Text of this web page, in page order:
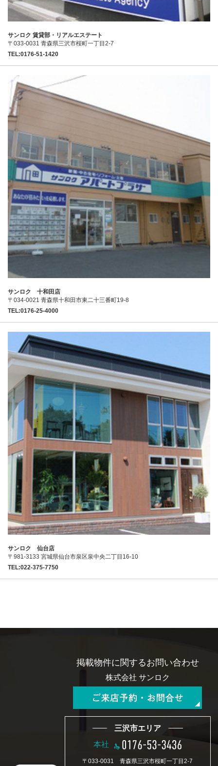
サンロク 賃貸部・リアルエステート
〒033-0031 青森県三沢市桜町一丁目2-7
TEL:0176-51-1420
サンロク 十和田店
〒034-0021 青森県十和田市東二十三番町19-8
TEL:0176-25-4000
サンロク 仙台店
〒981-3133 宮城県仙台市泉区泉中央二丁目16-10
TEL:022-375-7750
掲載物件に関するお問い合わせ
株式会社 サンロク
三沢市エリア
本社
〒033-0031 青森県三沢市桜町一丁目2-7